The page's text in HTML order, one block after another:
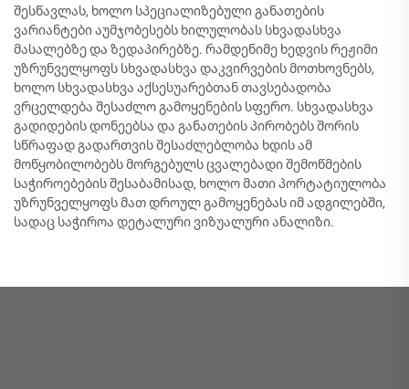
შესწავლას, ხოლო სპეციალიზებული განათების
ვარიანტები აუმჯობესებს ხილულობას სხვადასხვა
მასალებზე და ზედაპირებზე. რამდენიმე ხედვის რეჟიმი
უზრუნველყოფს სხვადასხვა დაკვირვების მოთხოვნებს,
ხოლო სხვადასხვა აქსესუარებთან თავსებადობა
ვრცელდება შესაძლო გამოყენების სფერო. სხვადასხვა
გადიდების დონეებსა და განათების პირობებს შორის
სწრაფად გადართვის შესაძლებლობა ხდის ამ
მოწყობილობებს მორგებულს ცვალებადი შემოწმების
საჭიროებების შესაბამისად, ხოლო მათი პორტატიულობა
უზრუნველყოფს მათ დროულ გამოყენებას იმ ადგილებში,
სადაც საჭიროა დეტალური ვიზუალური ანალიზი.